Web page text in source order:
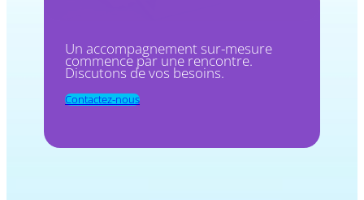
Un accompagnement sur-mesure
commence par une rencontre.
Discutons de vos besoins.
Contactez-nous